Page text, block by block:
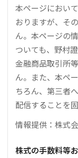
本ページにおい
おりますが、そ
ん。本ページの
ついても、野村
金融商品取引所
ん。また、本ペ
ちろん、第三者
配信することを
情報提供：株式
株式の手数料等